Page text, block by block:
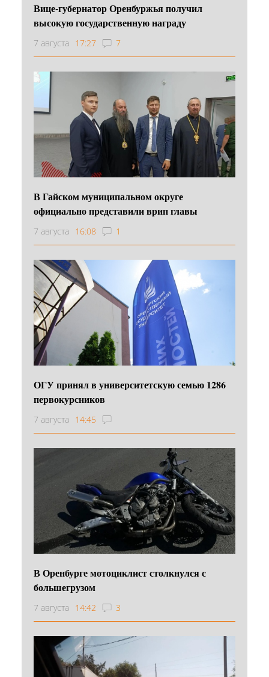
Вице-губернатор Оренбуржья получил
высокую государственную награду
7 августа 17:27 7
В Гайском муниципальном округе
официально представили врип главы
7 августа 16:08 1
ОГУ принял в университетскую семью 1286
первокурсников
7 августа 14:45
В Оренбурге мотоциклист столкнулся с
большегрузом
7 августа 14:42 3